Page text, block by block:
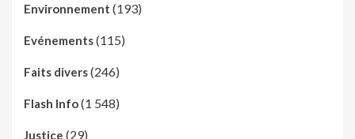
Environnement (193)
Evénements(115)
Faits divers(246)
Flash Info(1 548)
Justice (29)